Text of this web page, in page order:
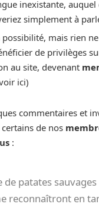
inexistante, auquel
simplement à
possibilité, mais rien
de privilèges
au site, devenant
ici)
commentaires et
de nos
:
de patates sauvages
reconnaîtront en